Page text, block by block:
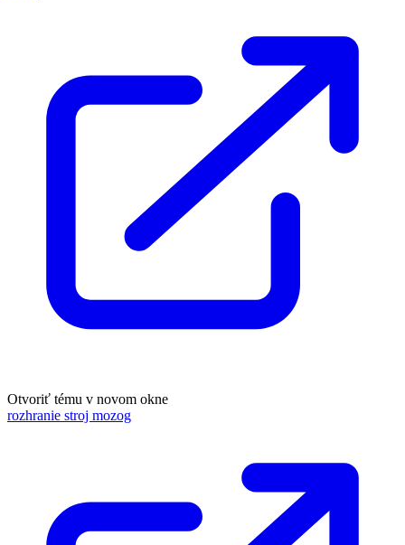
Otvoriť tému v novom okne
rozhranie stroj mozog